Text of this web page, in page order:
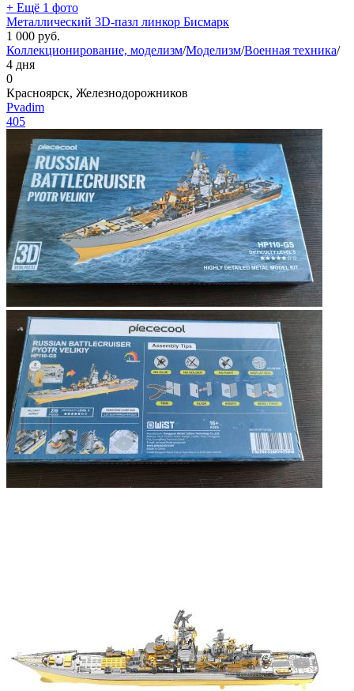
+ Ещё 1 фото
Металлический 3D-пазл линкор Бисмарк
1 000 руб.
Коллекционирование, моделизм/Моделизм/Военная техника/
4 дня
0
Красноярск, Железнодорожников
Pvadim
405